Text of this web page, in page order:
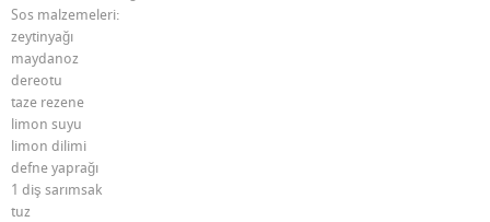
Sos malzemeleri:
zeytinyağı
maydanoz
dereotu
taze rezene
limon suyu
limon dilimi
defne yaprağı
1 diş sarımsak
tuz